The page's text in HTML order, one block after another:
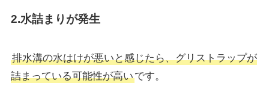
2.水詰まりが発生
排水溝の水はけが悪いと感じたら、グリストラップが
詰まっている可能性が高いです。